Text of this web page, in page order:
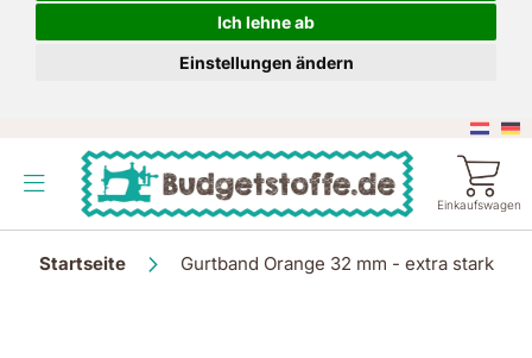
Ich lehne ab
Einstellungen ändern
Inhalt
springen
Einkaufswagen
Startseite Gurtband Orange 32 mm - extra stark